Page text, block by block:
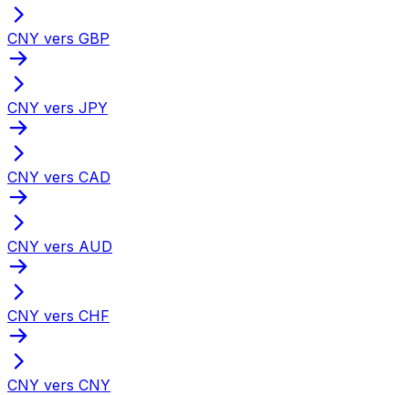
CNY vers GBP
CNY vers JPY
CNY vers CAD
CNY vers AUD
CNY vers CHF
CNY vers CNY